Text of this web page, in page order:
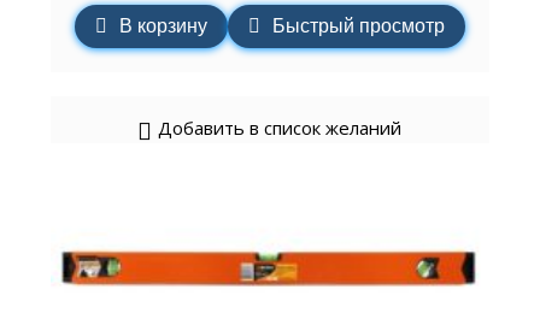
В корзину Быстрый просмотр
Добавить в список желаний